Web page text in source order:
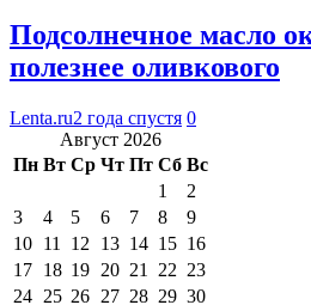
Подсолнечное масло
полезнее оливкового
Lenta.ru2 года спустя 0
Август 2026
Пн Вт Ср Чт Пт Сб Вс
1
2
3
4 5 6 7 8
9
10 11 12 13 14 15 16
17 18 19 20 21 22 23
24 25 26 27 28 29 30